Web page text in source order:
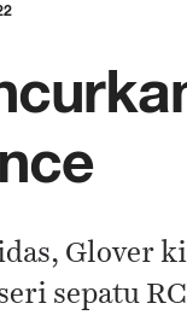
Glover
sepatu